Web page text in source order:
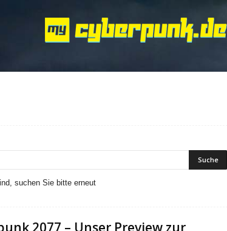
suchen Sie bitte erneut
2077 – Unser Preview zur